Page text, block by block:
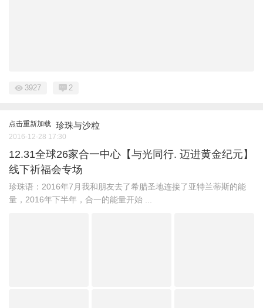
3927 2
点击重新加载 珍珠与沙粒
2016-12-28 17:30
12.31全球26家合一中心【与光同行. 迈进黄金纪元】
线下祈福会专场
珍珠语：2016年7月我和朋友去了希腊圣地连接了亚特兰蒂斯的能
量，2016年下半年，合一的能量开始 ...